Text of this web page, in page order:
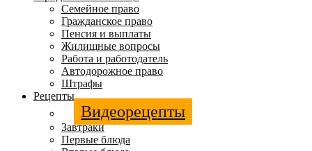
Семейное право
Гражданское право
Пенсия и выплаты
Жилищные вопросы
Работа и работодатель
Автодорожное право
Штрафы
Рецепты
Видеорецепты
Завтраки
Первые блюда